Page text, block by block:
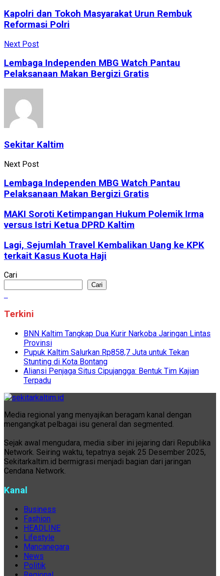
Kapolri dan Tokoh Masyarakat Urun Rembuk
Reformasi Polri
Next Post
Lembaga Independen MBG Watch Pantau
Pelaksanaan Makan Bergizi Gratis
Sekitar Kaltim
Next Post
Lembaga Independen MBG Watch Pantau
Pelaksanaan Makan Bergizi Gratis
MAKI Soroti Ketimpangan Hukum Polemik Irma
versus Istri Ketua DPRD Kaltim
Lagi, Sejumlah Travel Kembalikan Uang ke KPK
terkait Kasus Kuota Haji
Cari
Cari
Terkini
BNN Kaltim Tangkap Dua Kurir Narkoba Jaringan Lintas
Provinsi
Pupuk Kaltim Salurkan Rp858,7 Juta untuk Tekan
Stunting di Kota Bontang
Aliansi Penjaga Situs Cipujangga: Bentuk Tim Kajian
Terpadu
Media regional yang menyajikan beragam kanal dengan
mengangkat pelbagai isu general dan segmented.
Sejak awal mengudara, media siber ini jejaring dari Republika
Network. Seiring waktu, tepatnya sejak 25 Desember 2025,
Sekitarkaltim.id bermigrasi menjadi bagian dari jaringan
Cendana Network.
Kanal
Business
Fashion
HEADLINE
Lifestyle
Mancanegara
News
Politik